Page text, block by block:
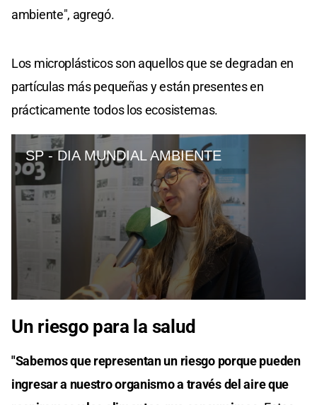
ambiente", agregó.
Los microplásticos son aquellos que se degradan en
partículas más pequeñas y están presentes en
prácticamente todos los ecosistemas.
Un riesgo para la salud
"Sabemos que representan un riesgo porque pueden
ingresar a nuestro organismo a través del aire que